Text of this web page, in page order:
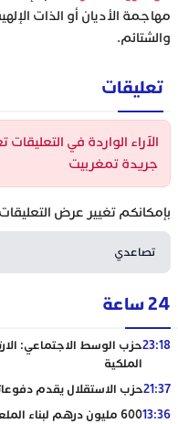
مهاجمة الأديان أو الذات
والشتائم.
تعليقات
الآراء الواردة في
جريدة تمغربيت
بإمكانكم تغيير عرض
24 ساعة
23:18حزب الوسط الاجتماعي:
الملكية
21:37حزب الاستقلال يقدم
13:36600 مليون درهم لبناء الملعب الكبير بمكناس